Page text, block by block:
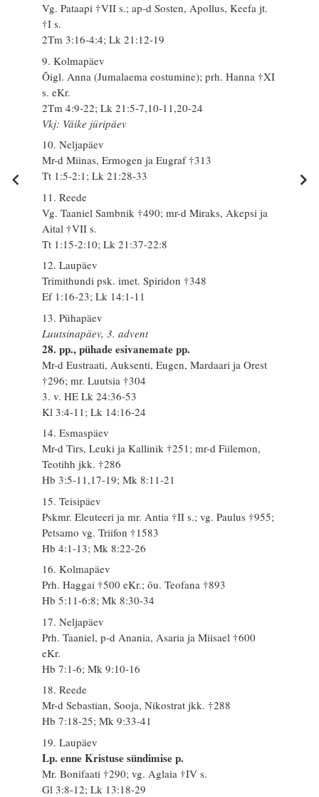
Vg. Pataapi †VII s.; ap-d Sosten, Apollus, Keefa jt.
†I s.
2Tm 3:16-4:4; Lk 21:12-19
9. Kolmapäev
Õigl. Anna (Jumalaema eostumine); prh. Hanna †XI
s. eKr.
2Tm 4:9-22; Lk 21:5-7,10-11,20-24
Vkj: Väike jüripäev
10. Neljapäev
Mr-d Miinas, Ermogen ja Eugraf †313
Tt 1:5-2:1; Lk 21:28-33
11. Reede
Vg. Taaniel Sambnik †490; mr-d Miraks, Akepsi ja
Aital †VII s.
Tt 1:15-2:10; Lk 21:37-22:8
12. Laupäev
Trimithundi psk. imet. Spiridon †348
Ef 1:16-23; Lk 14:1-11
13. Pühapäev
Luutsinapäev, 3. advent
28. pp., pühade esivanemate pp.
Mr-d Eustraati, Auksenti, Eugen, Mardaari ja Orest
†296; mr. Luutsia †304
3. v. HE Lk 24:36-53
Kl 3:4-11; Lk 14:16-24
14. Esmaspäev
Mr-d Tirs, Leuki ja Kallinik †251; mr-d Fiilemon,
Teotihh jkk. †286
Hb 3:5-11,17-19; Mk 8:11-21
15. Teisipäev
Pskmr. Eleuteeri ja mr. Antia †II s.; vg. Paulus †955;
Petsamo vg. Triifon †1583
Hb 4:1-13; Mk 8:22-26
16. Kolmapäev
Prh. Haggai †500 eKr.; õu. Teofana †893
Hb 5:11-6:8; Mk 8:30-34
17. Neljapäev
Prh. Taaniel, p-d Anania, Asaria ja Miisael †600
eKr.
Hb 7:1-6; Mk 9:10-16
18. Reede
Mr-d Sebastian, Sooja, Nikostrat jkk. †288
Hb 7:18-25; Mk 9:33-41
19. Laupäev
Lp. enne Kristuse sündimise p.
Mr. Bonifaati †290; vg. Aglaia †IV s.
Gl 3:8-12; Lk 13:18-29